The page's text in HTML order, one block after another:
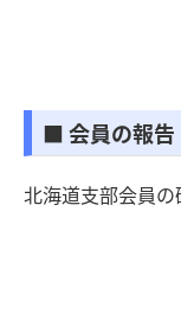
■ 会員の報告
北海道支部会員の